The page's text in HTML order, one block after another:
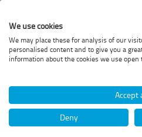
de
Empleo
Enaire
Acceder
web
de
Menú
principal
Listado de
We use cookies
We may place these for analysis of our
personalised content and to give you a
information about the cookies we use open
Accept
Deny